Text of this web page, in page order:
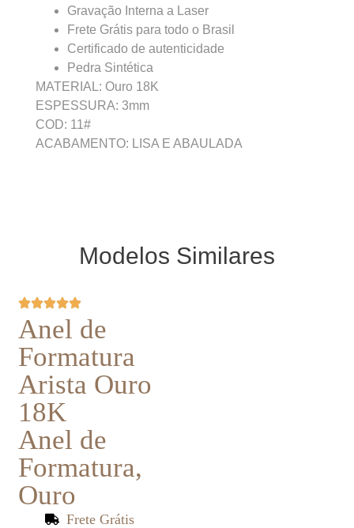
Gravação Interna a Laser
Frete Grátis para todo o Brasil
Certificado de autenticidade
Pedra Sintética
MATERIAL: Ouro 18K
ESPESSURA: 3mm
COD: 11#
ACABAMENTO: LISA E ABAULADA
Modelos Similares
Anel de
Formatura
Arista Ouro
18K
Anel de
Formatura,
Ouro
Frete Grátis